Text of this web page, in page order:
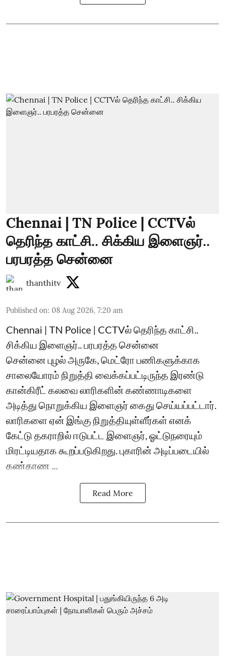
Chennai | TN Police | CCTVல்
தெரிந்த காட்சி.. சிக்கிய இளைஞர்..
பரபரத்த சென்னை
thanthitv
Published on: 08 Aug 2026, 7:20 am
Chennai | TN Police | CCTVல் தெரிந்த காட்சி..
சிக்கிய இளைஞர்.. பரபரத்த சென்னை
சென்னை புழல் அருகே, மெட்ரோ பணிகளுக்காக
சாலையோரம் நிறுத்தி வைக்கப்பட்டிருந்த இரண்டு
கான்கிரீட் கலவை லாரிகளின் கண்ணாடிகளை
அடித்து நொறுக்கிய இளைஞர் கைது செய்யப்பட்டார்.
லாரிகளை ஏன் இங்கு நிறுத்தியுள்ளீர்கள் எனக்
கேட்டு தகராறில் ஈடுபட்ட இளைஞர், ஓட்டுநரையும்
மிரட்டியதாக கூறப்படுகிறது. புகாரின் அடிப்படையில்
கண்காண ...
Read More